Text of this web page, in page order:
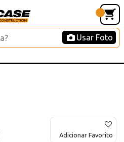
Usar Foto
Adicionar Favorito